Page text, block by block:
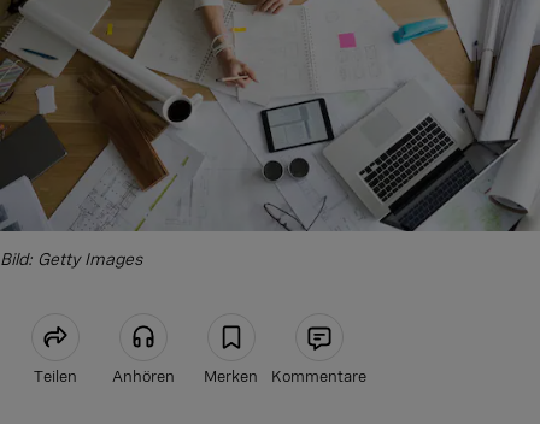
Bild: Getty Images
Teilen Anhören Merken Kommentare